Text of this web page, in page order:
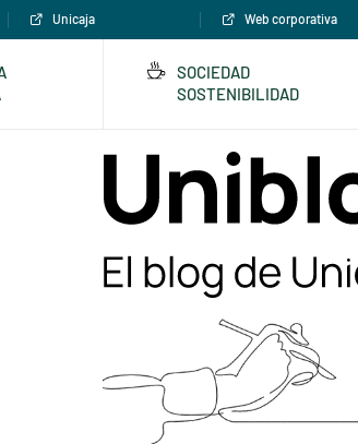
Unicaja Web corporativa
SOCIEDAD
SOSTENIBILIDAD